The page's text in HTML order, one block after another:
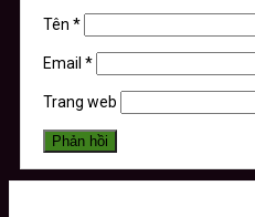
Tên *
Email *
Trang web